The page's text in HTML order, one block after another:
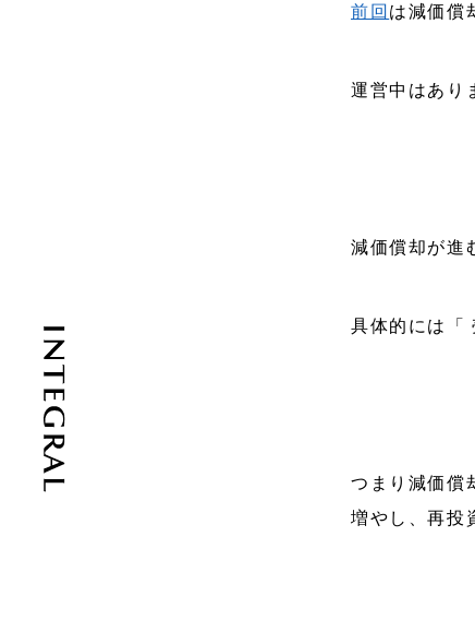
前回 は減価償
運営中はあり
減価償却が進
具体的には「
つまり減価償
増やし、再投